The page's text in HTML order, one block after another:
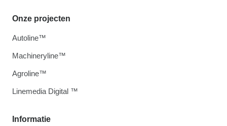
Informatie
Onze projecten
Autoline™
Machineryline™
Agroline™
Linemedia Digital ™